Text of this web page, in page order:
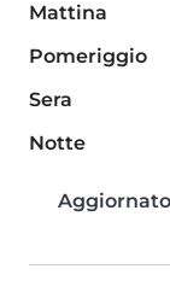
Mattina
Pomeriggio
Sera
Notte